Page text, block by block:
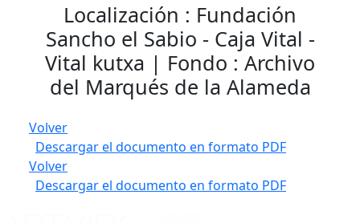
Localización : Fundación
Sancho el Sabio - Caja Vital -
Vital kutxa | Fondo : Archivo
del Marqués de la Alameda
Volver
Descargar el documento en formato PDF
Volver
Descargar el documento en formato PDF